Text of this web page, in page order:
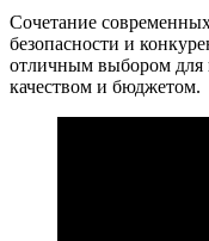
Сочетание
безопасности и
отличным выбором для
качеством и бюджетом.